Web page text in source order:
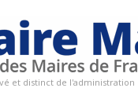
et distinct de l'administration